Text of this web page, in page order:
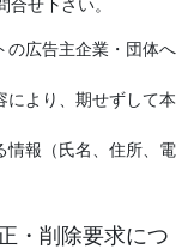
の広告主企業・団体へ
により、期せずして本
情報（氏名、住所、電
・削除要求につ